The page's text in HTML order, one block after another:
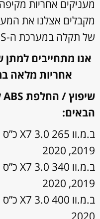
מעניקים אחריות
מקבלים אצלנו את
של תקלה במערכת ה-ABS.
אנו מתחייבים למתן
אחריות מלאה
הבאים:
2019, 2020
2019, 2020
2020